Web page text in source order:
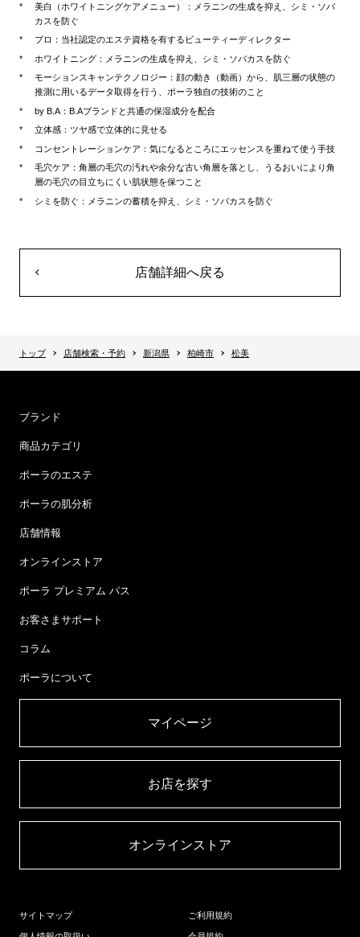
美白（ホワイトニングケアメニュー）：メラニンの生成を抑え、シミ・ソバ
カスを防ぐ
プロ：当社認定のエステ資格を有するビューティーディレクター
ホワイトニング：メラニンの生成を抑え、シミ・ソバカスを防ぐ
モーションスキャンテクノロジー：顔の動き（動画）から、肌三層の状態の
推測に用いるデータ取得を行う、ポーラ独自の技術のこと
by B.A：B.Aブランドと共通の保湿成分を配合
立体感：ツヤ感で立体的に見せる
コンセントレーションケア：気になるところにエッセンスを重ねて使う手技
毛穴ケア：角層の毛穴の汚れや余分な古い角層を落とし、うるおいにより角
層の毛穴の目立ちにくい肌状態を保つこと
シミを防ぐ：メラニンの蓄積を抑え、シミ・ソバカスを防ぐ
店舗詳細へ戻る
トップ 店舗検索・予約 新潟県 柏崎市 松美
ブランド
商品カテゴリ
ポーラのエステ
ポーラの肌分析
店舗情報
オンラインストア
ポーラ プレミアム パス
お客さまサポート
コラム
ポーラについて
マイページ​
お店を探す​
オンラインストア​
サイトマップ ご利用規約